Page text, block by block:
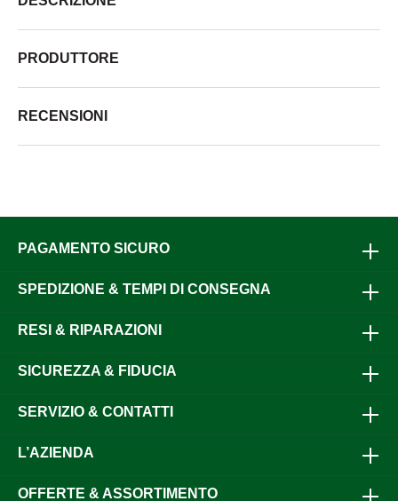
PRODUTTORE
RECENSIONI
PAGAMENTO SICURO
SPEDIZIONE & TEMPI DI CONSEGNA
RESI & RIPARAZIONI
SICUREZZA & FIDUCIA
SERVIZIO & CONTATTI
L’AZIENDA
OFFERTE & ASSORTIMENTO